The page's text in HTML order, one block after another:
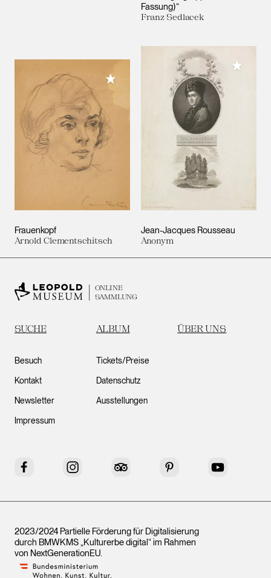
Fassung)“
Franz Sedlacek
Frauenkopf
Arnold Clementschitsch
Meiner Sammlung hinzufügen
Jean-Jacques Rousseau
Anonym
Meiner
ONLINE
SAMMLUNG
SUCHE ALBUM ÜBER UNS
Besuch
Kontakt
Newsletter
Impressum
Tickets/Preise
Datenschutz
Ausstellungen
Facebook Instagram Tripadvisor Pinterest YouTube
2023/2024 Partielle Förderung für Digitalisierung
durch BMWKMS „Kulturerbe digital“ im Rahmen
von NextGenerationEU.